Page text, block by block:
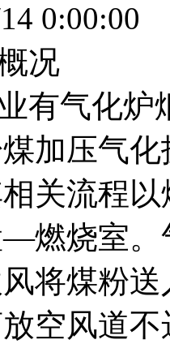
0:00:00
况
有气化炉
加压气
关流程
燃烧室。
将煤粉
空风道